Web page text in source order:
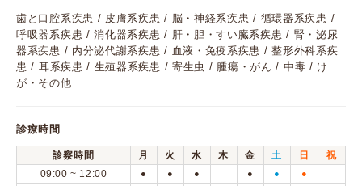
歯と口腔系疾患 / 皮膚系疾患 / 脳・神経系疾患 / 循環器系疾患 /
呼吸器系疾患 / 消化器系疾患 / 肝・胆・すい臓系疾患 / 腎・泌尿
器系疾患 / 内分泌代謝系疾患 / 血液・免疫系疾患 / 整形外科系疾
患 / 耳系疾患 / 生殖器系疾患 / 寄生虫 / 腫瘍・がん / 中毒 / け
が・その他
診療時間
診察時間 月 火 水 木 金 土 日
祝
09:00 ~ 12:00
● ● ● ● ● ●